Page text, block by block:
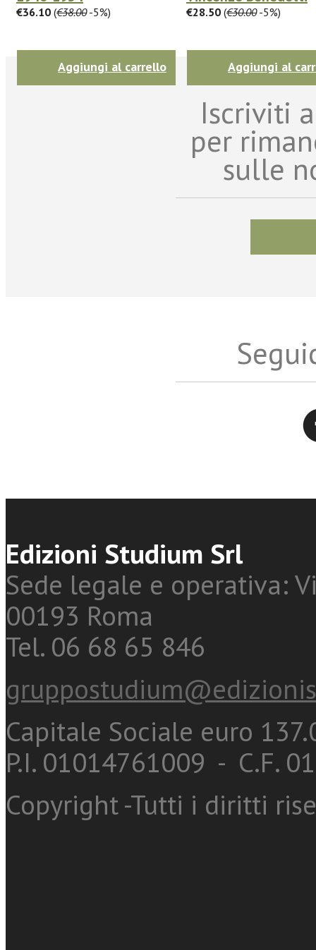
€36.10 (€38.00-5%)
Aggiungi al carrello
€28.50 (€30.00-5%)
Aggiungi al
Iscriviti
per
sulle
Edizioni Studium Srl
Sede legale e operativa:
00193 Roma
Tel. 06 68 65 846
Capitale Sociale euro
P.I. 01014761009 - C.F.
Copyright -Tutti i diritti